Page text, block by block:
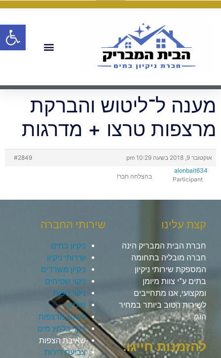
מענה ל־ליטוש והברקת
מרצפות טרצו + מדרגות
אוקטובר 9, 2018 בשעה 10:29 pm
#2849
alonbait634
Participant
בהצלחה חבר!
קצת עלינו
חברת הבית המבריק הינה
חברה מובליה בתחומה
המספקת שירותי ניקיון
בתים ע”י צוות מיומן
ומקצועי, אנו מתחייבים
לשירות הטוב ביותר במחיר
הוגן.
להזמנות חייגו:
שירותי החברה
ניקיון בתים
שירותי ניקיון
ניקיון משרדים
ניקוי שטיחים
ניקוי ספות
פוליש
ליטוש מרצפות
ניקוי בלחץ מים
שאיבת הצפות
צביעת דירות